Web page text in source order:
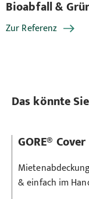
Bioabfall &
Zur Referenz
Das könnte
GORE® Cover
& einfach im